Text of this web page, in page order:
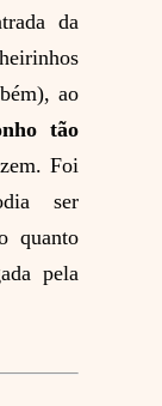
da
ao
tão
Foi
ser
quanto
pela